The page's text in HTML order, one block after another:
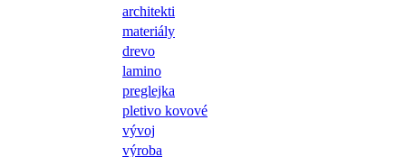
architekti
materiály
drevo
lamino
preglejka
pletivo kovové
vývoj
výroba